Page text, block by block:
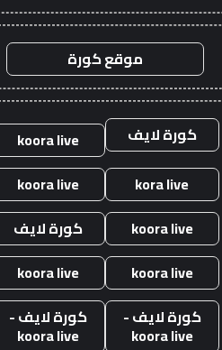
موقع كورة
كورة لايف
koora live
kora live
koora live
koora live
كورة لايف
koora live
koora live
كورة لايف -
koora live
كورة لايف -
koora live